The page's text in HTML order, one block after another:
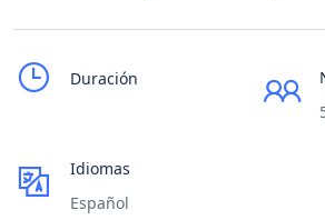
Duración
Idiomas
Español